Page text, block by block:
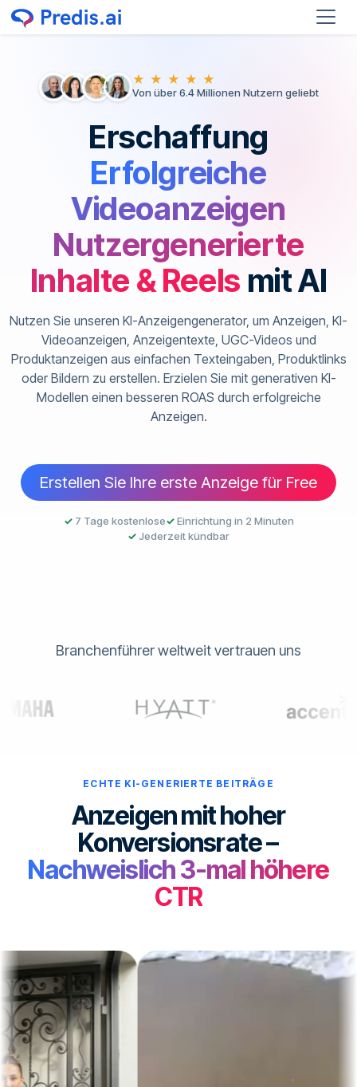
★ ★ ★ ★ ★
Von über 6.4 Millionen Nutzern geliebt
Erschaffung
Erfolgreiche
Videoanzeigen
Nutzergenerierte
Inhalte & Reels mit AI
Nutzen Sie unseren KI-Anzeigengenerator, um Anzeigen, KI-
Videoanzeigen, Anzeigentexte, UGC-Videos und
Produktanzeigen aus einfachen Texteingaben, Produktlinks
oder Bildern zu erstellen. Erzielen Sie mit generativen KI-
Modellen einen besseren ROAS durch erfolgreiche
Anzeigen.
Erstellen Sie Ihre erste Anzeige für Free
✓7 Tage kostenlose✓Einrichtung in 2 Minuten
✓ Jederzeit kündbar
Branchenführer weltweit vertrauen uns
ECHTE KI-GENERIERTE BEITRÄGE
Anzeigen mit hoher
Konversionsrate –
Nachweislich 3-mal höhere
CTR